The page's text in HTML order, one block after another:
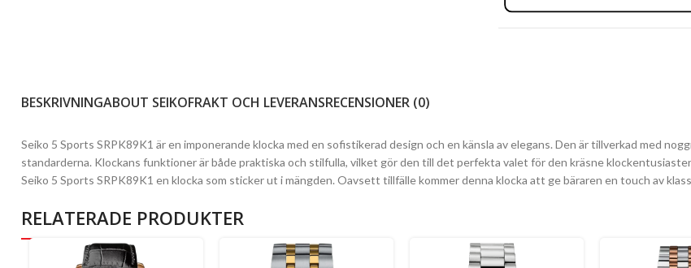
BESKRIVNINGABOUT SEIKOFRAKT OCH LEVERANSRECENSIONER (0)
Seiko 5 Sports SRPK89K1 är en imponerande klocka med en sofistikerad design och en känsla av elegans. Den är tillverkad med
standarderna. Klockans funktioner är både praktiska och stilfulla, vilket gör den till det perfekta valet för den kräsne
Seiko 5 Sports SRPK89K1 en klocka som sticker ut i mängden. Oavsett tillfälle kommer denna klocka att ge bäraren en touch av
RELATERADE PRODUKTER